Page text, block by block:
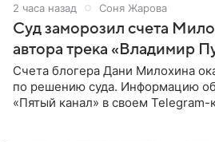
2 часа назад Соня Жарова
Суд заморозил счета
автора трека «Владимир
Счета блогера Дани Милохина
по решению суда. Информацию
«Пятый канал» в своем Telegram-